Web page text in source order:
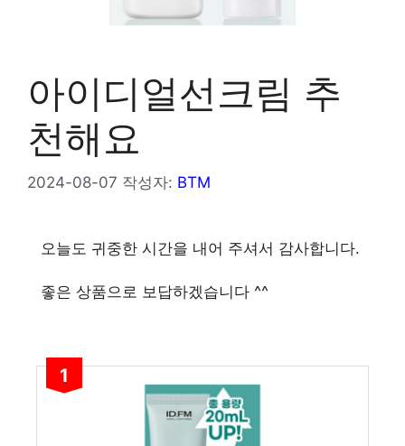
아이디얼선크림 추
천해요
2024-08-07 작성자: BTM
오늘도 귀중한 시간을 내어 주셔서 감사합니다.
좋은 상품으로 보답하겠습니다 ^^
1